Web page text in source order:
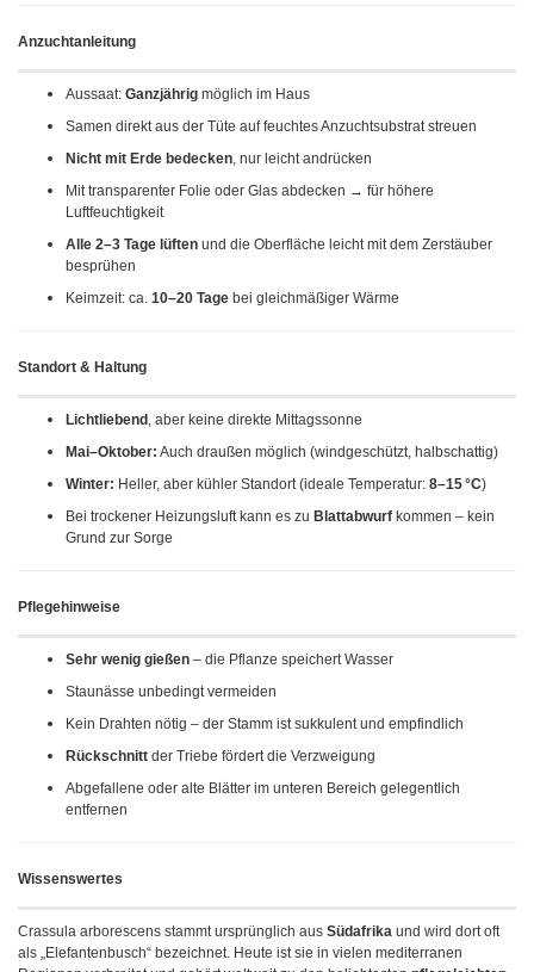
Anzuchtanleitung
Aussaat: Ganzjährig möglich im Haus
Samen direkt aus der Tüte auf feuchtes Anzuchtsubstrat streuen
Nicht mit Erde bedecken, nur leicht andrücken
Mit transparenter Folie oder Glas abdecken → für höhere
Luftfeuchtigkeit
Alle 2–3 Tage lüften und die Oberfläche leicht mit dem Zerstäuber
besprühen
Keimzeit: ca. 10–20 Tage bei gleichmäßiger Wärme
Standort & Haltung
Lichtliebend , aber keine direkte Mittagssonne
Mai–Oktober: Auch draußen möglich (windgeschützt, halbschattig)
Winter: Heller, aber kühler Standort (ideale Temperatur: 8–15 °C)
Bei trockener Heizungsluft kann es zu Blattabwurf kommen – kein
Grund zur Sorge
Pflegehinweise
Sehr wenig gießen – die Pflanze speichert Wasser
Staunässe unbedingt vermeiden
Kein Drahten nötig – der Stamm ist sukkulent und empfindlich
Rückschnitt der Triebe fördert die Verzweigung
Abgefallene oder alte Blätter im unteren Bereich gelegentlich
entfernen
Wissenswertes
Crassula arborescens stammt ursprünglich aus Südafrika und wird dort oft
als „Elefantenbusch“ bezeichnet. Heute ist sie in vielen mediterranen